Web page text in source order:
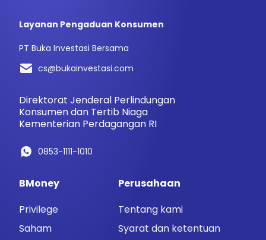
Layanan Pengaduan Konsumen
PT Buka Investasi Bersama
cs@bukainvestasi.com
Direktorat Jenderal Perlindungan
Konsumen dan Tertib Niaga
Kementerian Perdagangan RI
0853-1111-1010
BMoney
Privilege
Saham
Perusahaan
Tentang kami
Syarat dan ketentuan